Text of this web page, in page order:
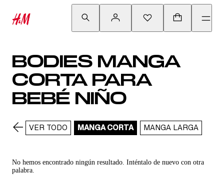
BODIES MANGA
CORTA PARA
BEBÉ NIÑO
VER TODO MANGA CORTA MANGA LARGA
No hemos encontrado ningún resultado. Inténtalo de nuevo con otra
palabra.